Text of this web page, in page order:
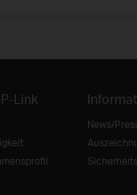
Link
News/